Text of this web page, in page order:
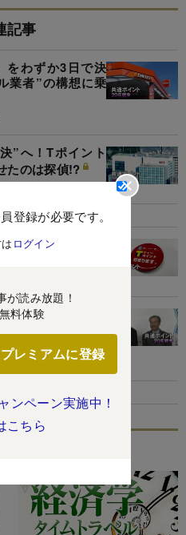
登録が必要です。
ログイン
が読み放題！
料体験
レミアムに登録
ンペーン実施中！
こちら
記事
をわずか3日で決
業者”の構想に乗
”へ！Tポイント
たのは探偵!?
は「たった300
ースタート
少社長の新浪剛
セブンは「カリ